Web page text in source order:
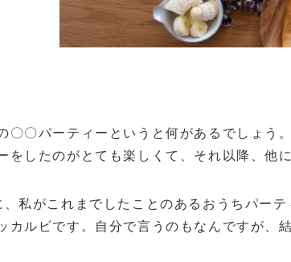
〇パーティーというと何があるでしょう
をしたのがとても楽しくて、それ以降、他
私がこれまでしたことのあるおうちパー
カルビです。自分で言うのもなんですが、